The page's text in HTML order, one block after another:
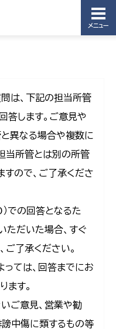
メニュー
は、下記の担当所管
答します。ご意見や
異なる場合や複数に
当所管とは別の所管
すので、ご了承くださ
での回答となるた
ただいた場合、すぐ
ご了承ください。
っては、回答までにお
ます。
ご意見、営業や勧
謗中傷に類するもの等